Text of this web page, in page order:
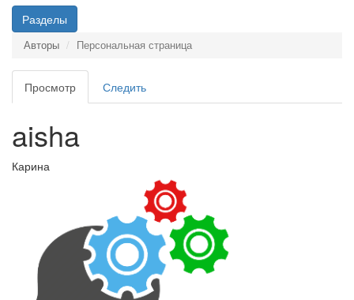
Разделы
Авторы Персональная страница
Главные
вкладки
Просмотр (активная
вкладка)
Следить
aisha
Карина